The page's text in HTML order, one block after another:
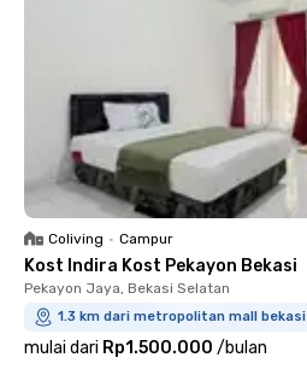
Coliving • Campur
Kost Indira Kost Pekayon Bekasi
Pekayon Jaya, Bekasi Selatan
1.3 km dari metropolitan mall bekasi
mulai dari Rp1.500.000 /bulan